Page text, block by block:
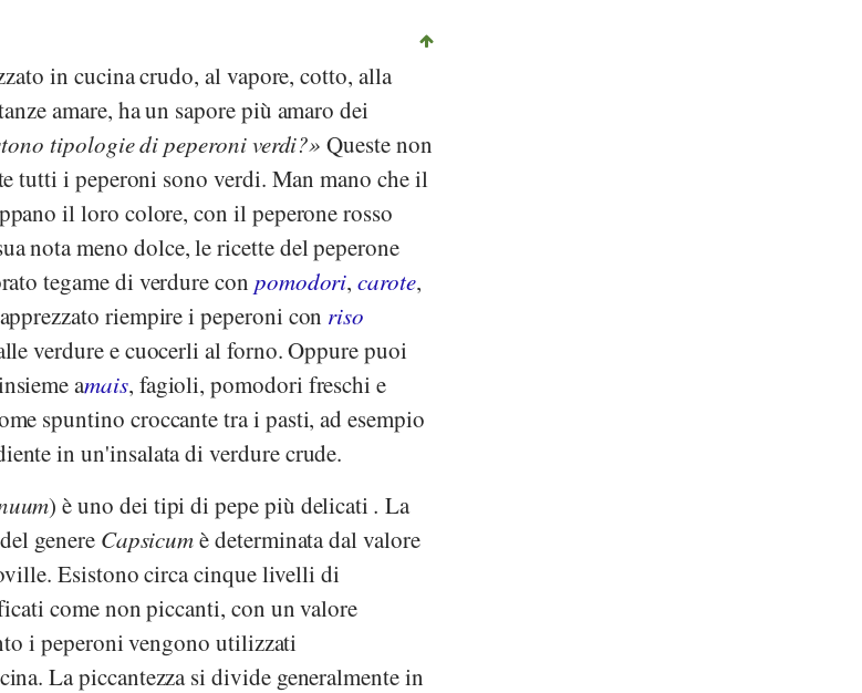
in cucina crudo, al vapore, cotto, alla
amare, ha un sapore più amaro dei
tipologie di peperoni verdi? Queste non
tutti i peperoni sono verdi. Man mano che il
il loro colore, con il peperone rosso
nota meno dolce, le ricette del peperone
tegame di verdure con pomodori,carote,
riempire i peperoni con riso
verdure e cuocerli al forno. Oppure puoi
amais, fagioli, pomodori freschi e
spuntino croccante tra i pasti, ad esempio
in un'insalata di verdure crude.
) è uno dei tipi di pepe più delicati. La
genere Capsicumè determinata dal valore
Esistono circa cinque livelli di
come non piccanti, con un valore
i peperoni vengono utilizzati
La piccantezza si divide generalmente in